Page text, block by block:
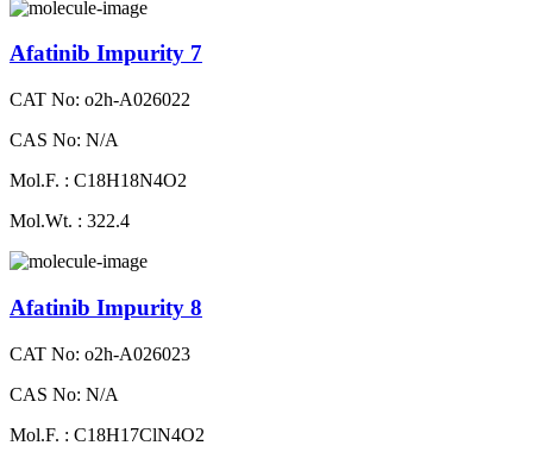
Afatinib Impurity 7
CAT No: o2h-A026022
CAS No: N/A
Mol.F. : C18H18N4O2
Mol.Wt. : 322.4
Afatinib Impurity 8
CAT No: o2h-A026023
CAS No: N/A
Mol.F. : C18H17ClN4O2